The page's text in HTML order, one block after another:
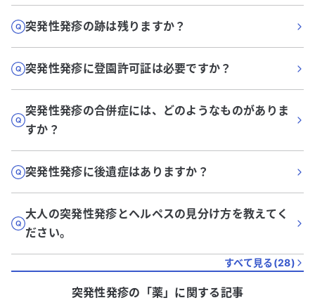
突発性発疹の跡は残りますか？
突発性発疹に登園許可証は必要ですか？
突発性発疹の合併症には、どのようなものがありま
すか？
突発性発疹に後遺症はありますか？
大人の突発性発疹とヘルペスの見分け方を教えてく
ださい。
すべて見る(28)
突発性発疹の「薬」に関する記事